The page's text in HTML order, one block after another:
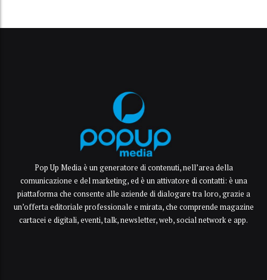
Pop Up Media è un generatore di contenuti, nell’area della
comunicazione e del marketing, ed è un attivatore di contatti: è una
piattaforma che consente alle aziende di dialogare tra loro, grazie a
un’offerta editoriale professionale e mirata, che comprende magazine
cartacei e digitali, eventi, talk, newsletter, web, social network e app.